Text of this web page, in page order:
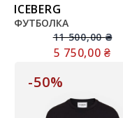
ICEBERG
ФУТБОЛКА
11 500,00₴
5 750,00₴
-50%